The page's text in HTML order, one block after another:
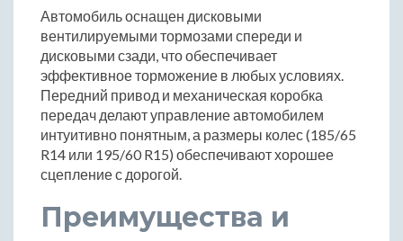
Автомобиль оснащен дисковыми
вентилируемыми тормозами спереди и
дисковыми сзади, что обеспечивает
эффективное торможение в любых условиях.
Передний привод и механическая коробка
передач делают управление автомобилем
интуитивно понятным, а размеры колес (185/65
R14 или 195/60 R15) обеспечивают хорошее
сцепление с дорогой.
Преимущества и